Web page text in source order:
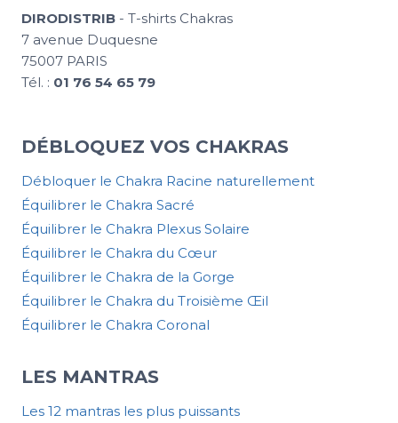
DIRODISTRIB - T-shirts Chakras
7 avenue Duquesne
75007 PARIS
Tél. : 01 76 54 65 79
DÉBLOQUEZ VOS CHAKRAS
Débloquer le Chakra Racine naturellement
Équilibrer le Chakra Sacré
Équilibrer le Chakra Plexus Solaire
Équilibrer le Chakra du Cœur
Équilibrer le Chakra de la Gorge
Équilibrer le Chakra du Troisième Œil
Équilibrer le Chakra Coronal
LES MANTRAS
Les 12 mantras les plus puissants